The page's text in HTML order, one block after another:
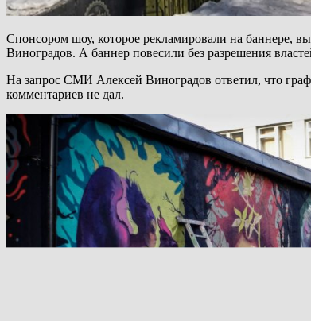
Спонсором шоу, которое рекламировали на баннере,
Виноградов. А баннер повесили без разрешения
На запрос СМИ Алексей Виноградов ответил, что
комментариев не дал.